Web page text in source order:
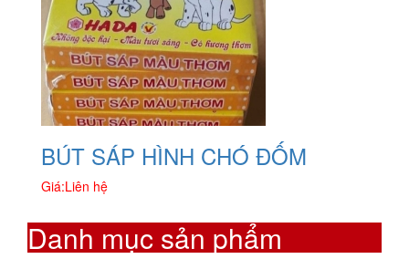
BÚT SÁP HÌNH CHÓ ĐỐM
Giá:Liên hệ
Danh mục sản phẩm